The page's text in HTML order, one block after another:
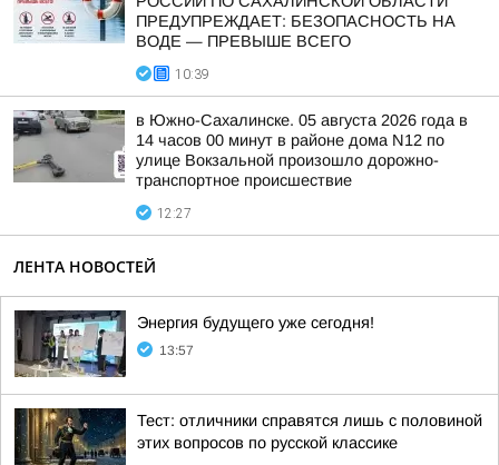
ПРЕДУПРЕЖДАЕТ: БЕЗОПАСНОСТЬ НА
ВОДЕ — ПРЕВЫШЕ ВСЕГО
10:39
в Южно-Сахалинске. 05 августа 2026 года в
14 часов 00 минут в районе дома N12 по
улице Вокзальной произошло дорожно-
транспортное происшествие
12:27
ЛЕНТА НОВОСТЕЙ
Энергия будущего уже сегодня!
13:57
Тест: отличники справятся лишь с половиной
этих вопросов по русской классике